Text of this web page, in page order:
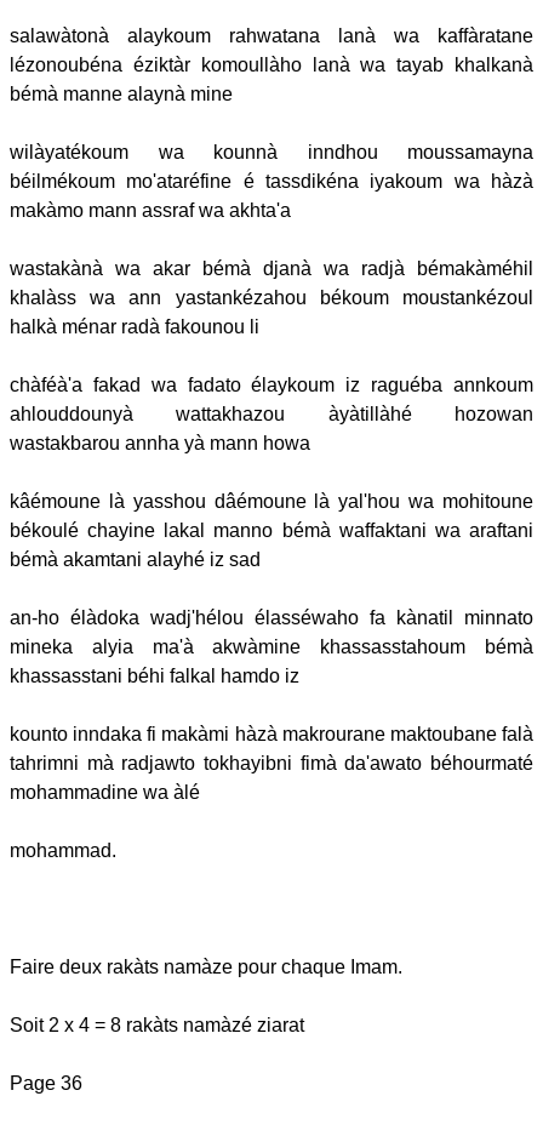
salawàtonà alaykoum rahwatana lanà wa kaffàratane
lézonoubéna éziktàr komoullàho lanà wa tayab khalkanà
bémà manne alaynà mine
wilàyatékoum wa kounnà inndhou moussamayna
béilmékoum mo'ataréfine é tassdikéna iyakoum wa hàzà
makàmo mann assraf wa akhta'a
wastakànà wa akar bémà djanà wa radjà bémakàméhil
khalàss wa ann yastankézahou békoum moustankézoul
halkà ménar radà fakounou li
chàféà'a fakad wa fadato élaykoum iz raguéba annkoum
ahlouddounyà wattakhazou àyàtillàhé hozowan
wastakbarou annha yà mann howa
kâémoune là yasshou dâémoune là yal'hou wa mohitoune
békoulé chayine lakal manno bémà waffaktani wa araftani
bémà akamtani alayhé iz sad
an-ho élàdoka wadj'hélou élasséwaho fa kànatil minnato
mineka alyia ma'à akwàmine khassasstahoum bémà
khassasstani béhi falkal hamdo iz
kounto inndaka fi makàmi hàzà makrourane maktoubane falà
tahrimni mà radjawto tokhayibni fimà da'awato béhourmaté
mohammadine wa àlé
mohammad.
Faire deux rakàts namàze pour chaque Imam.
Soit 2 x 4 = 8 rakàts namàzé ziarat
Page 36